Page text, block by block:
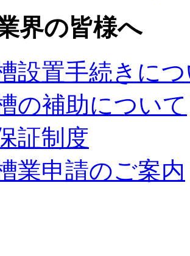
界の皆様へ
設置手続きに
の補助について
証制度
業申請のご案内